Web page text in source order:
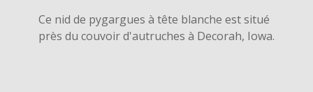
Ce nid de pygargues à tête blanche est situé
près du couvoir d'autruches à Decorah, Iowa.